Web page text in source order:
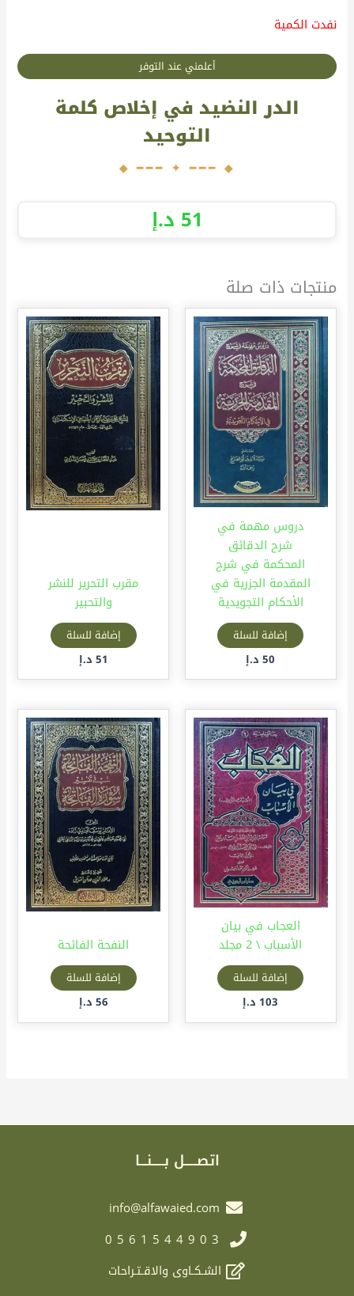
الدر النضيد في إخلاص كلمة
التوحيد
نفدت الكمية
أعلمني عند التوفر
51 د.إ
منتجات ذات صلة
دروس مهمة في
شرح الدقائق
المحكمة في شرح
المقدمة الجزرية في
الأحكام التجويدية
إضافة للسلة
50 د.إ
مقرب التحرير للنشر
والتحبير
إضافة للسلة
51 د.إ
العجاب في بيان
الأسباب \ 2 مجلد
إضافة للسلة
103 د.إ
النفحة الفائحة
إضافة للسلة
56 د.إ
اتصـــــل بـــــنـــا
info@alfawaied.com
0561544903
الشـكـاوى والاقـتـراحات